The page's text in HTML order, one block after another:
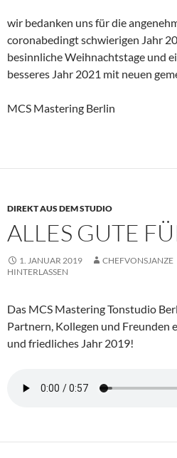
wir bedanken uns für die
coronabedingt schwierigen Jahr
besinnliche Weihnachtstage und
besseres Jahr 2021 mit neuen
MCS Mastering Berlin
DIREKT AUS DEM STUDIO
ALLES GUTE
1. JANUAR 2019 CHEFVONSJANZE
HINTERLASSEN
Das MCS Mastering Tonstudio
Partnern, Kollegen und Freunden
und friedliches Jahr 2019!